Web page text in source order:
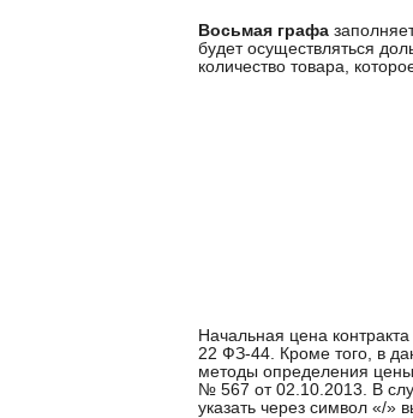
Восьмая графа
будет осуществляться
количество товара,
Начальная цена
22 ФЗ-44. Кроме того, в
методы определения цены
№ 567 от 02.10.2013. В
указать через символ «/»